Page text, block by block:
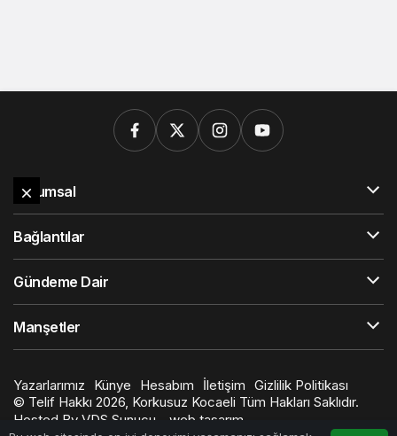
Kurumsal
Bağlantılar
Gündeme Dair
Manşetler
Yazarlarımız Künye Hesabım İletişim Gizlilik Politikası
© Telif Hakkı 2026, Korkusuz Kocaeli Tüm Hakları Saklıdır.
Hosted By VDS Sunucu
web tasarım